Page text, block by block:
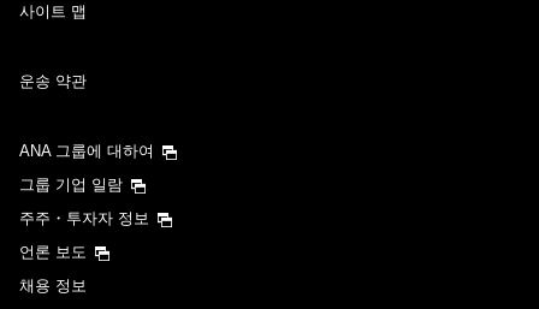
사이트 맵
운송 약관
ANA 그룹에 대하여
그룹 기업 일람
주주・투자자 정보
언론 보도
채용 정보